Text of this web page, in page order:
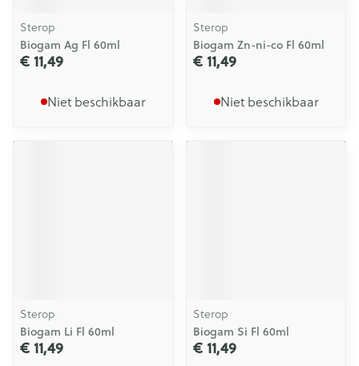
Sterop
Biogam Ag Fl 60ml
€ 11,49
Niet beschikbaar
Sterop
Biogam Zn-ni-co Fl 60ml
€ 11,49
Niet beschikbaar
Sterop
Biogam Li Fl 60ml
€ 11,49
Sterop
Biogam Si Fl 60ml
€ 11,49